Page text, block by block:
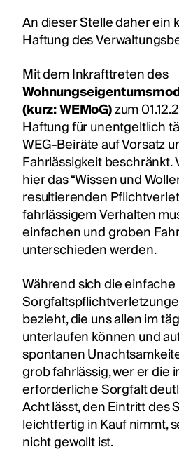
An dieser Stelle daher ein
Haftung des
Mit dem Inkrafttreten des
(kurz: WEMoG)zum
Haftung für unentgeltlich
WEG-Beiräte auf Vorsatz
Fahrlässigkeit beschränkt.
hier das “Wissen und
resultierenden
fahrlässigem Verhalten
einfachen und groben
unterschieden werden.
Während sich die
bezieht, die uns allen im
unterlaufen können und
spontanen
grob fahrlässig, wer er die
erforderliche Sorgfalt
Acht lässt, den Eintritt des
leichtfertig in Kauf nimmt,
nicht gewollt ist.